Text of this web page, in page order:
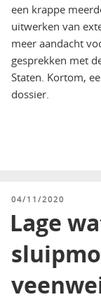
een krappe
uitwerken van
meer aandacht
gesprekken met
Staten. Kortom,
dossier.
GEPLAATST
04/11/2020
Lage